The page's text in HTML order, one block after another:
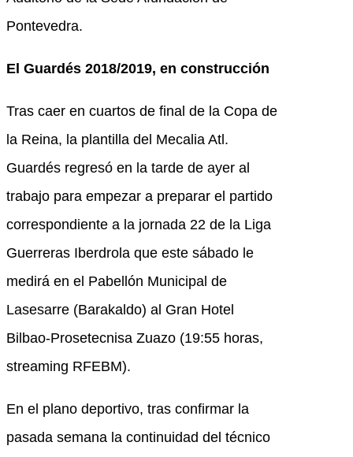
Pontevedra.
El Guardés 2018/2019, en construcción
Tras caer en cuartos de final de la Copa de
la Reina, la plantilla del Mecalia Atl.
Guardés regresó en la tarde de ayer al
trabajo para empezar a preparar el partido
correspondiente a la jornada 22 de la Liga
Guerreras Iberdrola que este sábado le
medirá en el Pabellón Municipal de
Lasesarre (Barakaldo) al Gran Hotel
Bilbao-Prosetecnisa Zuazo (19:55 horas,
streaming RFEBM).
En el plano deportivo, tras confirmar la
pasada semana la continuidad del técnico